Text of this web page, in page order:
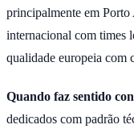
principalmente em
internacional com times
qualidade europeia com
Quando faz sentido
dedicados com padrão